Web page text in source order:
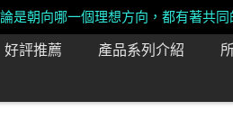
朝向哪一個理想方向，都有著共
好評推薦 產品系列介紹